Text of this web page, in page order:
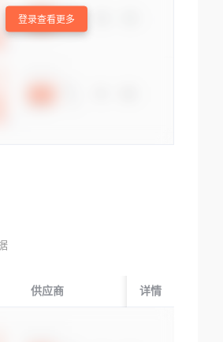
登录查看更多
供应商 起运国/地区
详情